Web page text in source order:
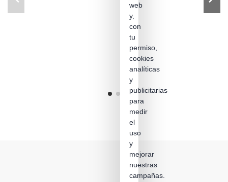
web
y,
con
tu
permiso,
cookies
analíticas
y
publicitarias
para
medir
el
uso
y
mejorar
nuestras
campañas.